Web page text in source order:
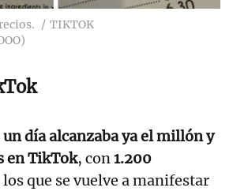
TIKTOK
día alcanzaba ya el millón y
en TikTok, con1.200
los que se vuelve a manifestar